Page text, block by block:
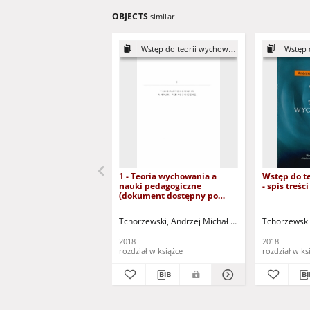
OBJECTS similar
Wstęp do teorii wychowania
1 - Teoria wychowania a
nauki pedagogiczne
(dokument dostępny po
Tchorzewski, Andrzej Michał (1943- )
2018
rozdział w książce
Wstęp
Wstęp do
- spis
2018
rozdział w